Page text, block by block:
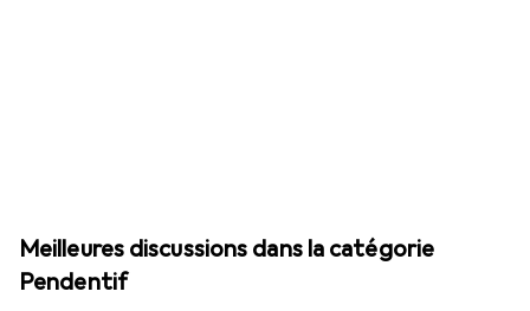
Meilleures discussions dans la catégorie
Pendentif